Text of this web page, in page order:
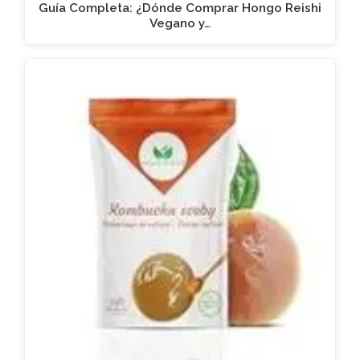
Guía Completa: ¿Dónde Comprar Hongo Reishi
Vegano y…